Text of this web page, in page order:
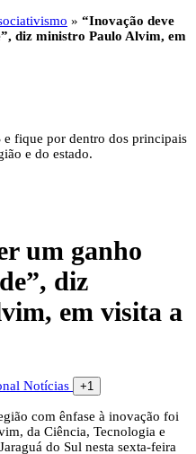
» “Inovação deve
diz ministro Paulo Alvim, em
e fique por dentro dos principais
e do estado.
um ganho
diz
em visita a
Notícias +1
com ênfase à inovação foi
da Ciência, Tecnologia e
do Sul nesta sexta-feira